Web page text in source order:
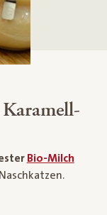
Bio-Milch